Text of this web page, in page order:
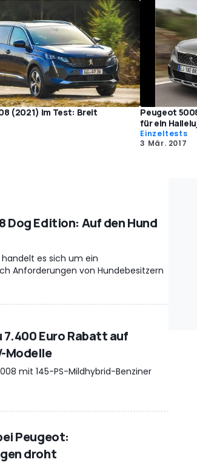
(2021) im Test: Breit
Peugeot
für ein
Einzeltests
3 Mär. 2017
Dog Edition: Auf den Hund
handelt es sich um ein
Anforderungen von Hundebesitzern
Euro Rabatt auf
Modelle
mit 145-PS-Mildhybrid-Benziner
Peugeot:
droht